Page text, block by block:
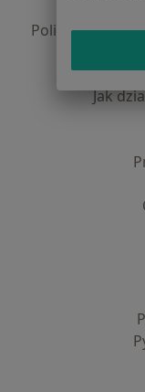
Polityka
dane
Jak